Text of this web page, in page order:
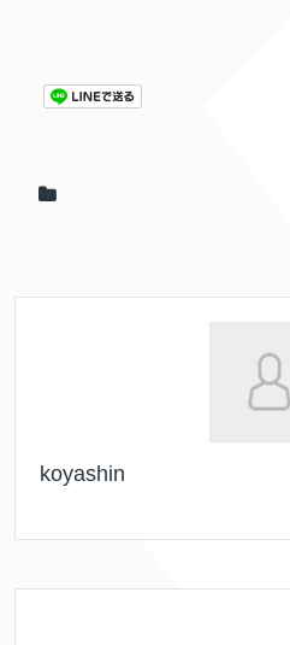
koyashin